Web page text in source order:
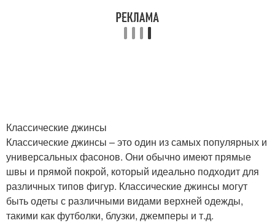
Классические джинсы
Классические джинсы – это один из самых популярных и
универсальных фасонов. Они обычно имеют прямые
швы и прямой покрой, который идеально подходит для
различных типов фигур. Классические джинсы могут
быть одеты с различными видами верхней одежды,
такими как футболки, блузки, джемперы и т.д.